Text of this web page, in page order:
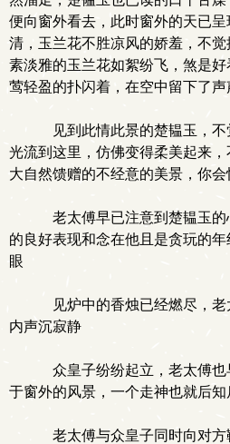
便向窗外看去，此时窗外的天已
清，玉兰花不胜凉风的娇羞，不
素淡雅的玉兰花如絮纷飞，煞是
莺轻盈的扑闪着，在空中留下了声
见到此情此景的楚韫玉，不
光流到这里，仿佛变得柔美起来
大自然馈赠的不经意的美景，你
老太傅早已注意到楚韫玉的
的良好表现和念在他且是贪玩的
眼
见炉中的香烛已经燃尽，老
内声沉寂静
众皇子纷纷起立，老太傅也
于窗外的风景，一个走神也就后
老太傅与众皇子同时向对方